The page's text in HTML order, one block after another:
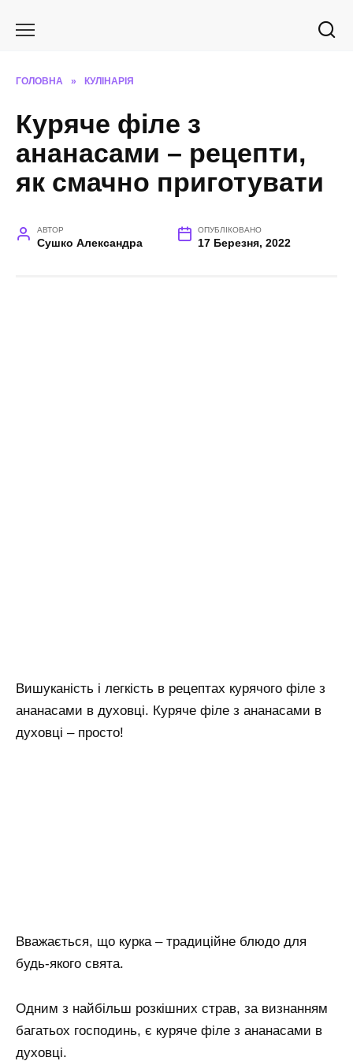
ГОЛОВНА » КУЛІНАРІЯ
Куряче філе з
ананасами – рецепти,
як смачно приготувати
АВТОР
Сушко Александра
ОПУБЛІКОВАНО
17 Березня, 2022
Вишуканість і легкість в рецептах курячого філе з
ананасами в духовці. Куряче філе з ананасами в
духовці – просто!
Вважається, що курка – традиційне блюдо для
будь-якого свята.
Одним з найбільш розкішних страв, за визнанням
багатьох господинь, є куряче філе з ананасами в
духовці.